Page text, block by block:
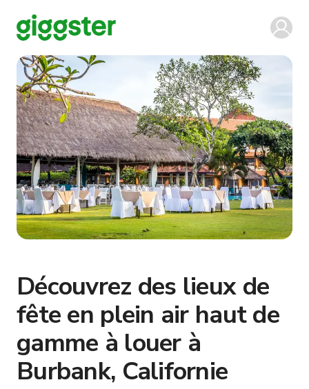
Découvrez des lieux de
fête en plein air haut de
gamme à louer à
Burbank, Californie